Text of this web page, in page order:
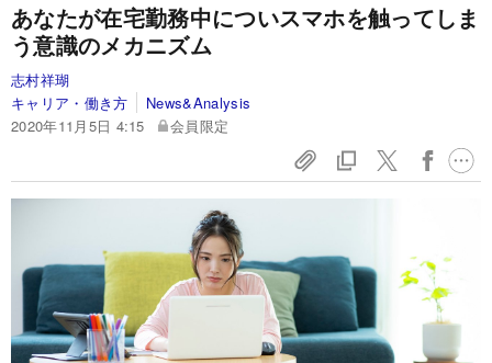
あなたが在宅勤務中についスマホを触ってしま
う意識のメカニズム
志村祥瑚
キャリア・働き方
News&Analysis
2020年11月5日 4:15
会員限定